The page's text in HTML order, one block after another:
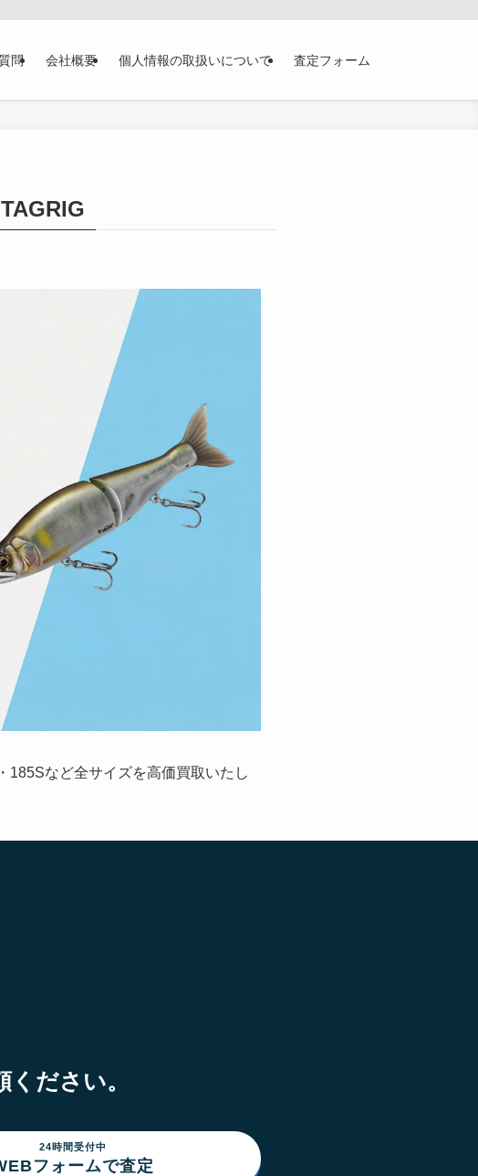
問 会社概要 個人情報の取扱いについて 査定フォーム
185Sなど全サイズを高価買取いたし
ださい。
24時間受付中
フォームで査定